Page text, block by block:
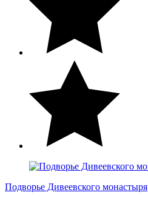
Подворье Дивеевского монастыря